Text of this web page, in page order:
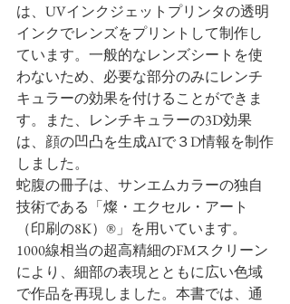
は、UVインクジェットプリンタの透明
インクでレンズをプリントして制作し
ています。一般的なレンズシートを使
わないため、必要な部分のみにレンチ
キュラーの効果を付けることができま
す。また、レンチキュラーの3D効果
は、顔の凹凸を生成AIで３D情報を制作
しました。
蛇腹の冊子は、サンエムカラーの独自
技術である「燦・エクセル・アート
（印刷の8K）®」を用いています。
1000線相当の超高精細のFMスクリーン
により、細部の表現とともに広い色域
で作品を再現しました。本書では、通